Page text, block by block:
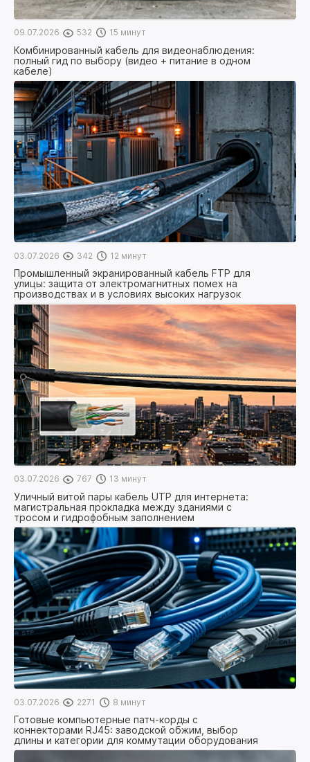
09.07.2026 532 15 минут
Комбинированный кабель для видеонаблюдения:
полный гид по выбору (видео + питание в одном
кабеле)
03.07.2026 342 12 минут
Промышленный экранированный кабель FTP для
улицы: защита от электромагнитных помех на
производствах и в условиях высоких нагрузок
03.07.2026 767 13 минут
Уличный витой пары кабель UTP для интернета:
магистральная прокладка между зданиями с
тросом и гидрофобным заполнением
03.07.2026 2271 8 минут
Готовые компьютерные патч-корды с
коннекторами RJ45: заводской обжим, выбор
длины и категории для коммутации оборудования